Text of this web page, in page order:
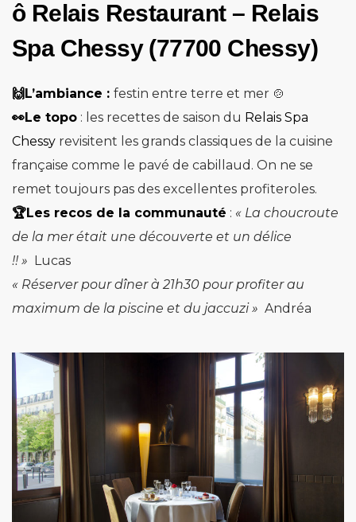
ô Relais Restaurant – Relais
Spa Chessy (77700 Chessy)
🙌L’ambiance : festin entre terre et mer 🍲
👀Le topo : les recettes de saison du Relais Spa
Chessy revisitent les grands classiques de la cuisine
française comme le pavé de cabillaud. On ne se
remet toujours pas des excellentes profiteroles.
🏆Les recos de la communauté : « La choucroute
de la mer était une découverte et un délice
!! » Lucas
« Réserver pour dîner à 21h30 pour profiter au
maximum de la piscine et du jaccuzi » Andréa